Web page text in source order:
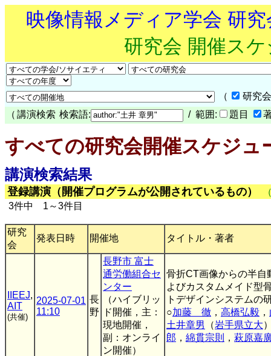
映像情報メディア学会 研
研究会 開催ス
（
研究
（ 講演検索 検索語: / 範囲: 題目
すべての研究会開催スケジュ
講演検索結果
登録講演（開催プログラムが公開されているもの）
3件中 1～3件目
研究
会
発表日時 開催地 タイトル・著者
IIEEJ,
AIT
(共催)
2025-07-01
11:10
長
野
長野市 富士
通労働組合セ
ンター
（ハイブリッ
ド開催，主：
現地開催，
副：オンライ
ン開催）
骨折CT画像からの半自
よびカスタムメイド型
トデザインシステムの
○加藤 徹 ， 高橋弘毅 ，
土井章男
（岩手県立大
郎 ， 綿貫宗則 ， 萩原嘉